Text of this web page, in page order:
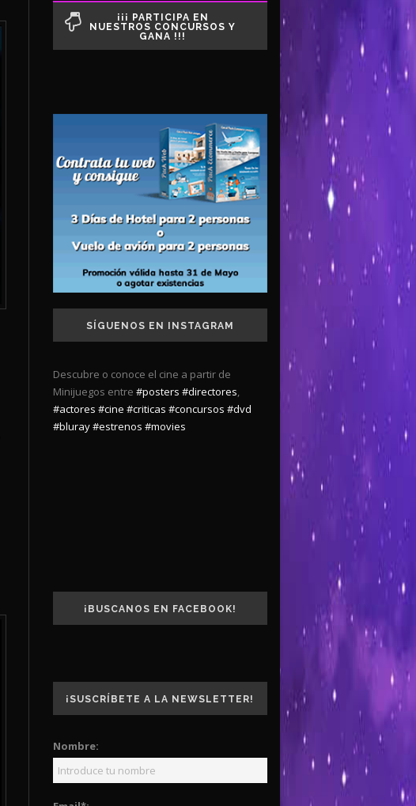
¡¡¡ PARTICIPA EN
NUESTROS CONCURSOS Y
GANA !!!
SÍGUENOS EN INSTAGRAM
Descubre o conoce el cine a partir de
Minijuegos entre #posters #directores,
#actores #cine #criticas #concursos #dvd
#bluray#estrenos #movies
¡BUSCANOS EN FACEBOOK!
¡SUSCRÍBETE A LA NEWSLETTER!
Nombre: